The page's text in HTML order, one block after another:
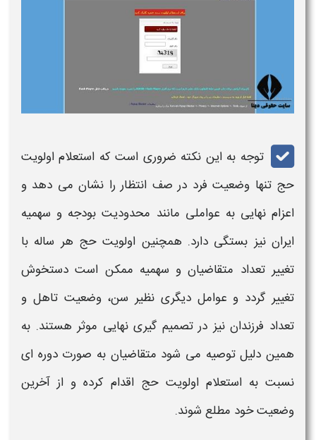
توجه به این نکته ضروری است که استعلام اولویت
حج تنها وضعیت فرد در صف انتظار را نشان می دهد و
اعزام نهایی به عواملی مانند محدودیت بودجه و سهمیه
ایران نیز بستگی دارد. همچنین اولویت حج هر ساله با
تغییر تعداد متقاضیان و سهمیه ممکن است دستخوش
تغییر گردد و عوامل دیگری نظیر سن، وضعیت تاهل و
تعداد فرزندان نیز در تصمیم گیری نهایی موثر هستند. به
همین دلیل توصیه می شود متقاضیان به صورت دوره ای
نسبت به استعلام اولویت حج اقدام کرده و از آخرین
وضعیت خود مطلع شوند.